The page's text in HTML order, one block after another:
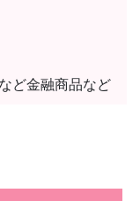
ど金融商品など